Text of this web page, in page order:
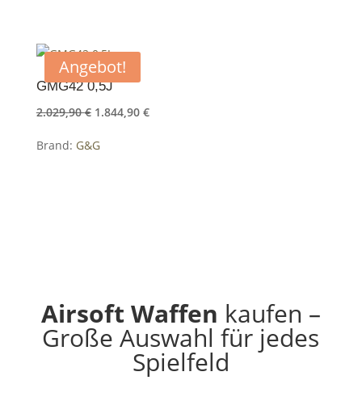
Angebot!
GMG42 0,5J
2.029,90€ Ursprünglicher
war:
1.844,90 €Aktueller
Brand: G&G
Airsoft Waffen kaufen –
Große Auswahl für jedes
Spielfeld